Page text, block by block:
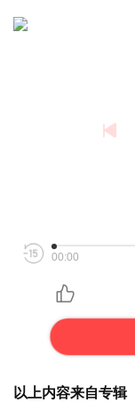
00:00
以上内容来自专辑